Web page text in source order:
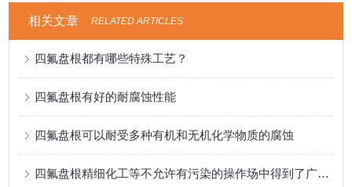
相关文章 RELATED ARTICLES
四氟盘根都有哪些特殊工艺？
四氟盘根有好的耐腐蚀性能
四氟盘根可以耐受多种有机和无机化学物质的腐蚀
四氟盘根精细化工等不允许有污染的操作场中得到了广泛应用